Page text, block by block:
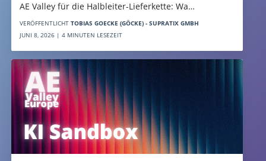
AE Valley für die Halbleiter-Lieferkette: Wa…
VERÖFFENTLICHT TOBIAS GOECKE (GÖCKE) - SUPRATIX GMBH
JUNI 8, 2026 | 4 MINUTEN LESEZEIT